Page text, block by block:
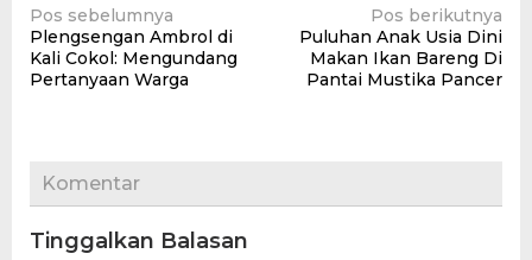
Navigasi
pos
Pos sebelumnya
Plengsengan Ambrol di
Kali Cokol: Mengundang
Pertanyaan Warga
Pos berikutnya
Puluhan Anak Usia Dini
Makan Ikan Bareng Di
Pantai Mustika Pancer
Komentar
Tinggalkan Balasan